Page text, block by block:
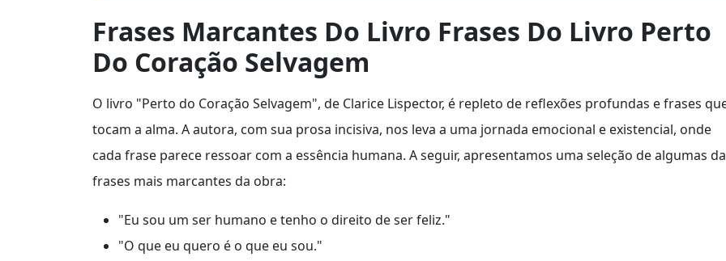
Frases Marcantes Do Livro Frases Do Livro Perto
Do Coração Selvagem
O livro "Perto do Coração Selvagem", de Clarice Lispector, é repleto de reflexões profundas e frases
tocam a alma. A autora, com sua prosa incisiva, nos leva a uma jornada emocional e existencial, onde
cada frase parece ressoar com a essência humana. A seguir, apresentamos uma seleção de algumas
frases mais marcantes da obra:
"Eu sou um ser humano e tenho o direito de ser feliz."
"O que eu quero é o que eu sou."